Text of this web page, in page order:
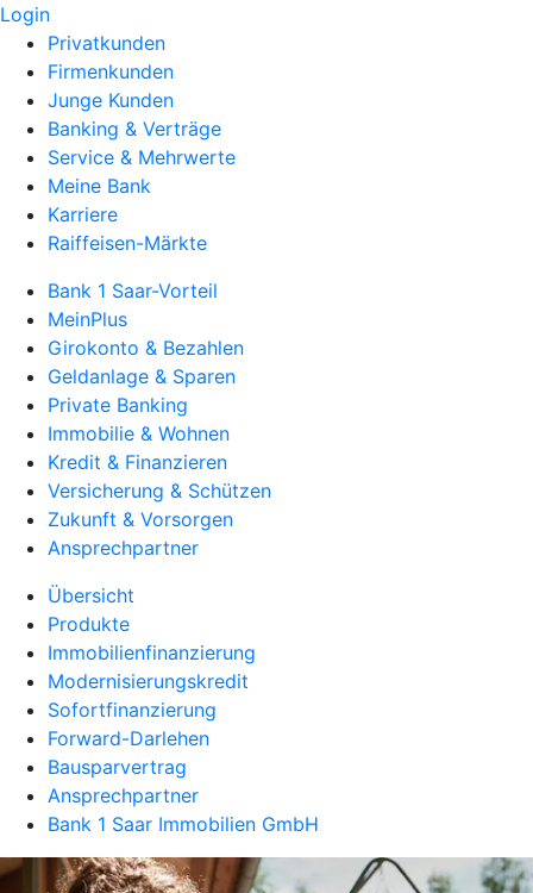
Login
Privatkunden
Firmenkunden
Junge Kunden
Banking & Verträge
Service & Mehrwerte
Meine Bank
Karriere
Raiffeisen-Märkte
Bank 1 Saar-Vorteil
MeinPlus
Girokonto & Bezahlen
Geldanlage & Sparen
Private Banking
Immobilie & Wohnen
Kredit & Finanzieren
Versicherung & Schützen
Zukunft & Vorsorgen
Ansprechpartner
Übersicht
Produkte
Immobilienfinanzierung
Modernisierungskredit
Sofortfinanzierung
Forward-Darlehen
Bausparvertrag
Ansprechpartner
Bank 1 Saar Immobilien GmbH